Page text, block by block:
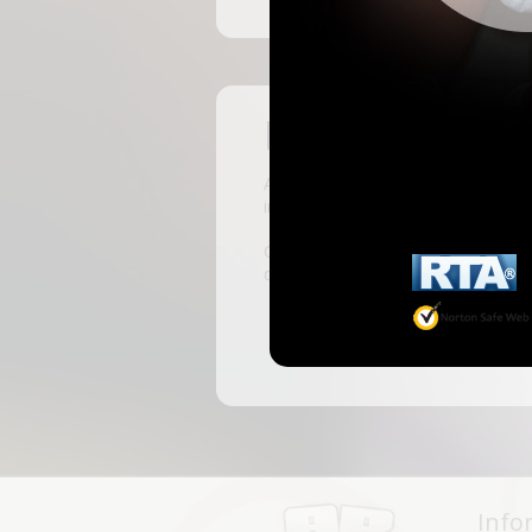
Pas encore
ABKingdom est le site français de
inscrivant, vous pourrez accéder
C'est rapide et gratuit, des milliers
discussions, faire des rencontres,